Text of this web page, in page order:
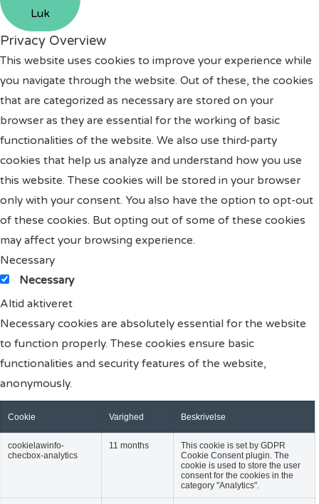
Luk
Privacy Overview
This website uses cookies to improve your experience while
you navigate through the website. Out of these, the cookies
that are categorized as necessary are stored on your
browser as they are essential for the working of basic
functionalities of the website. We also use third-party
cookies that help us analyze and understand how you use
this website. These cookies will be stored in your browser
only with your consent. You also have the option to opt-out
of these cookies. But opting out of some of these cookies
may affect your browsing experience.
Necessary
Necessary
Altid aktiveret
Necessary cookies are absolutely essential for the website
to function properly. These cookies ensure basic
functionalities and security features of the website,
anonymously.
Cookie Varighed Beskrivelse
cookielawinfo-
checbox-analytics
11 months
This cookie is set by GDPR
Cookie Consent plugin. The
cookie is used to store the user
consent for the cookies in the
category "Analytics".